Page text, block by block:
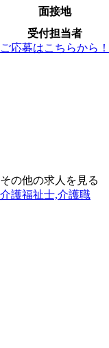
面接地
受付担当者
ご応募はこちらから！
その他の求人を見る
介護福祉士,介護職